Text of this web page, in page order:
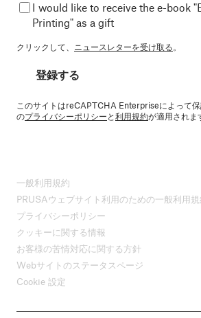
I would like to receive the e-book
Printing" as a gift
クリックして、 ニュースレターを受け取る。
登録する
このサイトはreCAPTCHA Enterpriseによって
のプライバシーポリシーと利用規約が適用されま
一般利用規約
PRUSAウェブサイト利用のための一般利用規
プライバシーポリシー
クッキーに関する情報
お客様の苦情対応に関する方針
Webサイトのステータスページ
Cookie 設定